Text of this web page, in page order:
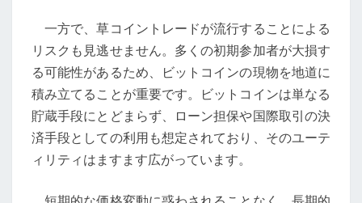
一方で、草コイントレードが流行することによる
リスクも見逃せません。多くの初期参加者が大損す
る可能性があるため、ビットコインの現物を地道に
積み立てることが重要です。ビットコインは単なる
貯蔵手段にとどまらず、ローン担保や国際取引の決
済手段としての利用も想定されており、そのユーテ
ィリティはますます広がっています。